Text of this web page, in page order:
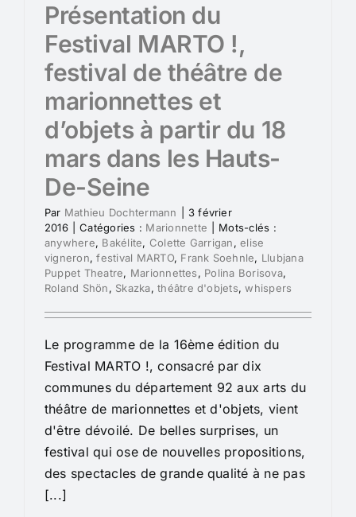
Présentation du
Festival MARTO !,
festival de théâtre de
marionnettes et
d’objets à partir du 18
mars dans les Hauts-
De-Seine
Par Mathieu Dochtermann
3 février
2016
Catégories : Marionnette
Mots-clés :
anywhere, Bakélite, Colette Garrigan,elise
vigneron,festival MARTO, Frank Soehnle, Llubjana
Puppet Theatre, Marionnettes, Polina Borisova,
Roland Shön, Skazka,théâtre d'objets,whispers
Le programme de la 16ème édition du
Festival MARTO !, consacré par dix
communes du département 92 aux arts du
théâtre de marionnettes et d'objets, vient
d'être dévoilé. De belles surprises, un
festival qui ose de nouvelles propositions,
des spectacles de grande qualité à ne pas
[...]